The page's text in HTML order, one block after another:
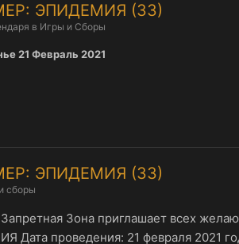
ЭПИДЕМИЯ (ЗЗ)
в Игры и Сборы
21 Февраль 2021
ЭПИДЕМИЯ (ЗЗ)
сборы
Зона приглашает всех
проведения: 21 февраля 2021